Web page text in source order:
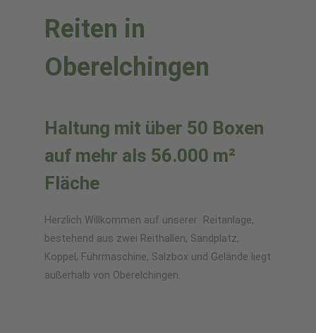
Reiten in
Oberelchingen
Haltung mit über 50 Boxen
auf mehr als 56.000 m²
Fläche
Herzlich Willkommen auf unserer Reitanlage,
bestehend aus zwei Reithallen, Sandplatz,
Koppel, Führmaschine, Salzbox und Gelände liegt
außerhalb von Oberelchingen.